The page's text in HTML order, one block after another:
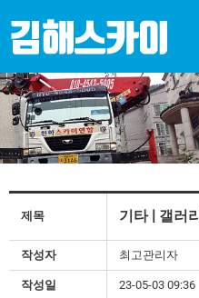
제목 기타 | 갤러리
작성자 최고관리자
작성일 23-05-03 09:36